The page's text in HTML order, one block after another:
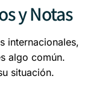
y Notas
internacionales,
algo común.
situación.